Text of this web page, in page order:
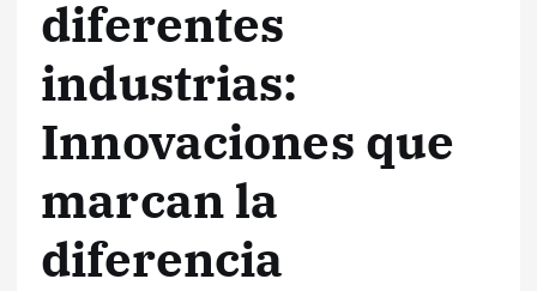
diferentes
industrias:
Innovaciones que
marcan la
diferencia